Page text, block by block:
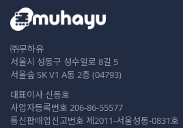
㈜무하유
서울시 성동구 성수일로 8길 5
서울숲 SK V1 A동 2층 (04793)
대표이사 신동호
사업자등록번호 206-86-55577
통신판매업신고번호 제2011-서울성동-0831호